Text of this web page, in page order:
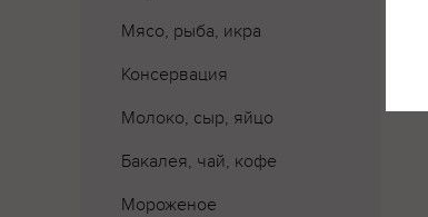
Мясо, рыба, икра
Консервация
Молоко, сыр, яйцо
Бакалея, чай, кофе
Мороженое